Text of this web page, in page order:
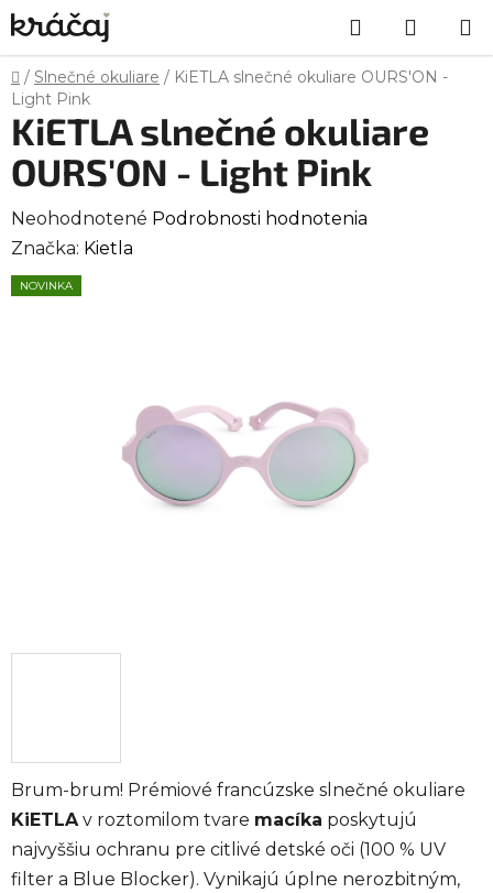
Prejsť
na
obsah
Hľadať
KOŠÍK
Domov
/ Slnečné okuliare / KiETLA slnečné okuliare OURS'ON -
Light Pink
Brum-brum! Prémiové francúzske slnečné okuliare
KiETLA v roztomilom tvare macíka poskytujú
najvyššiu ochranu pre citlivé detské oči (100 % UV
filter a Blue Blocker). Vynikajú úplne nerozbitným,
KiETLA slnečné okuliare
OURS'ON - Light Pink
Priemerné
hodnotenie
produktu
Neohodnotené Podrobnosti hodnotenia
Značka: Kietla
NOVINKA